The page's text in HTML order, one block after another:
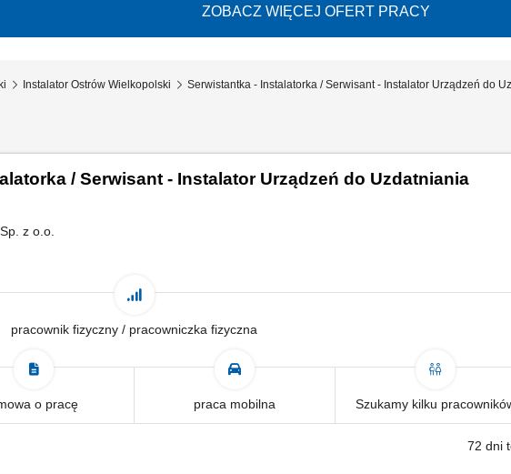
ZOBACZ WIĘCEJ OFERT PRACY
Instalator Ostrów Wielkopolski Serwistantka - Instalatorka / Serwisant - Instalator Urządzeń do
/ Serwisant - Instalator Urządzeń do Uzdatniania
z o.o.
pracownik fizyczny / pracowniczka fizyczna
o pracę praca mobilna Szukamy kilku
72 dni